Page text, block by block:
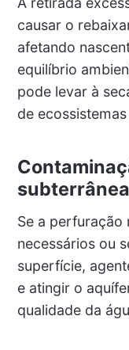
causar o
afetando
equilíbrio
pode levar à
de
subterrânea
Se a
necessários ou
superfície,
e atingir o
qualidade da